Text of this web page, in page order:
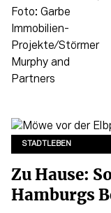
STADTLEBEN
Zu Hause:
Hamburgs